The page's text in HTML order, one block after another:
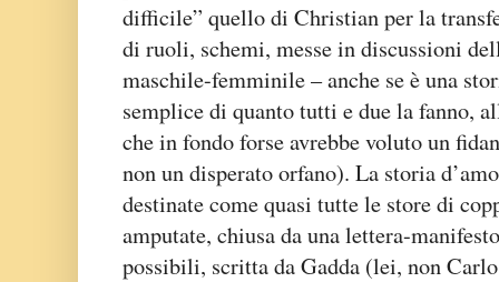
difficile” quello di Christian per la
di ruoli, schemi, messe in discussioni
maschile-femminile – anche se è una
semplice di quanto tutti e due la fanno,
che in fondo forse avrebbe voluto un
non un disperato orfano). La storia
destinate come quasi tutte le store di
amputate, chiusa da una lettera-
possibili, scritta da Gadda (lei, non